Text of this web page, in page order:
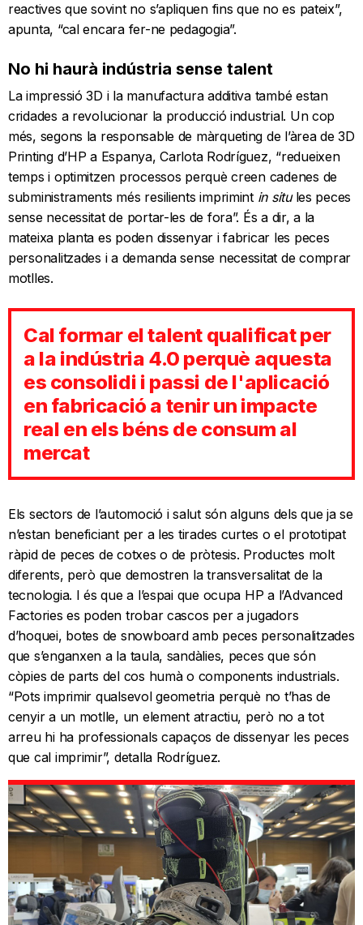
reactives que sovint no s’apliquen fins que no es pateix”,
apunta, “cal encara fer-ne pedagogia”.
No hi haurà indústria sense talent
La impressió 3D i la manufactura additiva també estan
cridades a revolucionar la producció industrial. Un cop
més, segons la responsable de màrqueting de l’àrea de 3D
Printing d’HP a Espanya, Carlota Rodríguez, “redueixen
temps i optimitzen processos perquè creen cadenes de
subministraments més resilients imprimint in situ les peces
sense necessitat de portar-les de fora”. És a dir, a la
mateixa planta es poden dissenyar i fabricar les peces
personalitzades i a demanda sense necessitat de comprar
motlles.
Cal formar el talent qualificat per
a la indústria 4.0 perquè aquesta
es consolidi i passi de l'aplicació
en fabricació a tenir un impacte
real en els béns de consum al
mercat
Els sectors de l’automoció i salut són alguns dels que ja se
n’estan beneficiant per a les tirades curtes o el prototipat
ràpid de peces de cotxes o de pròtesis. Productes molt
diferents, però que demostren la transversalitat de la
tecnologia. I és que a l’espai que ocupa HP a l’Advanced
Factories es poden trobar cascos per a jugadors
d’hoquei, botes de snowboard amb peces personalitzades
que s’enganxen a la taula, sandàlies, peces que són
còpies de parts del cos humà o components industrials.
“Pots imprimir qualsevol geometria perquè no t’has de
cenyir a un motlle, un element atractiu, però no a tot
arreu hi ha professionals capaços de dissenyar les peces
que cal imprimir”, detalla Rodríguez.